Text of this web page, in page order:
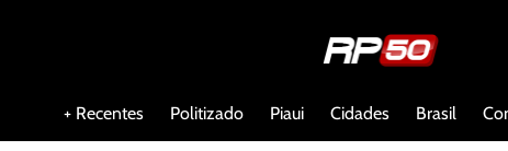
+ Recentes Politizado Piaui Cidades Brasil